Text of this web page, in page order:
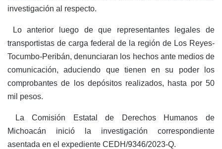
investigación al respecto.
Lo anterior luego de que representantes legales de
transportistas de carga federal de la región de Los Reyes-
Tocumbo-Peribán, denunciaran los hechos ante medios de
comunicación, aduciendo que tienen en su poder los
comprobantes de los depósitos realizados, hasta por 50
mil pesos.
La Comisión Estatal de Derechos Humanos de
Michoacán inició la investigación correspondiente
asentada en el expediente CEDH/9346/2023-Q.